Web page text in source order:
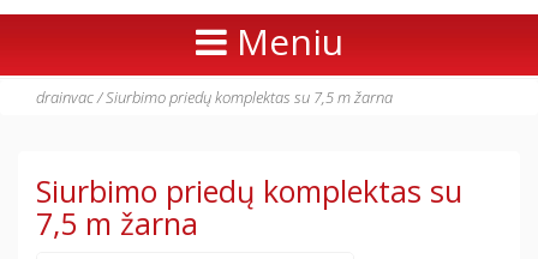
Meniu
drainvac/Siurbimo priedų komplektas su 7,5 m žarna
Siurbimo priedų komplektas su
7,5 m žarna